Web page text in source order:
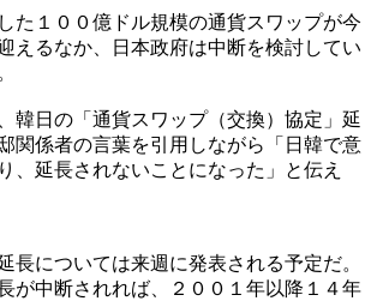
た１００億ドル規模の通貨スワップが今
えるなか、日本政府は中断を検討してい
韓日の「通貨スワップ（交換）協定」延
関係者の言葉を引用しながら「日韓で意
、延長されないことになった」と伝え
長については来週に発表される予定だ。
が中断されれば、２００１年以降１４年